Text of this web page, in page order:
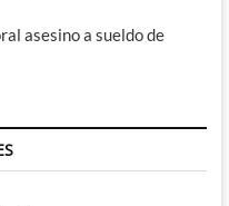
asesino a sueldo de